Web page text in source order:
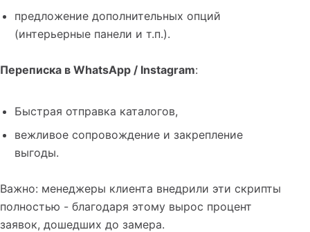
предложение дополнительных опций
(интерьерные панели и т.п.).
Переписка в WhatsApp / Instagram:
Быстрая отправка каталогов,
вежливое сопровождение и закрепление
выгоды.
Важно: менеджеры клиента внедрили эти скрипты
полностью - благодаря этому вырос процент
заявок, дошедших до замера.